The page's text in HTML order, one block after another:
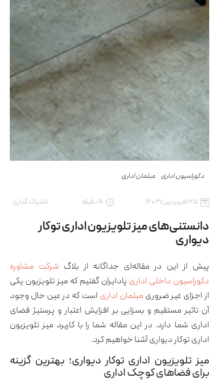
آرشیو مقالات
طراحی‌های داخلی
کاتالوگ
تماس با ما
دکوراسیون اداری مبلمان اداری
۲۵/فروردین/۱۴۰۳ 6 دقیقه اشتراک گذاری
دانستنی‌های میز تلویزیون اداری توکار
دیواری
پیش از این در مقاله‌ای جداگانه از بلاگ شرکت مشاوره
دکوراسیون داخلی اداری پادایران گفتیم که میز تلویزیون یکی
از اجزای غیر ضروری مبلمان اداری است که در عین حال وجود
آن تاثیر مستقیم و بسزایی بر افزایش اعتبار و پرستیژ فضای
اداری شما دارد. در این مقاله شما را با کاربرد میز تلویزیون
اداری توکار دیواری آشنا خواهیم کرد.
میز تلویزیون اداری توکار دیواری؛ بهترین گزینه
برای فضاهای کوچک اداری